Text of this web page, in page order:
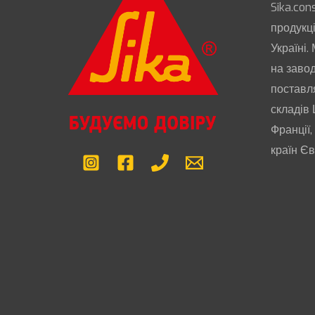
на
складів
країн